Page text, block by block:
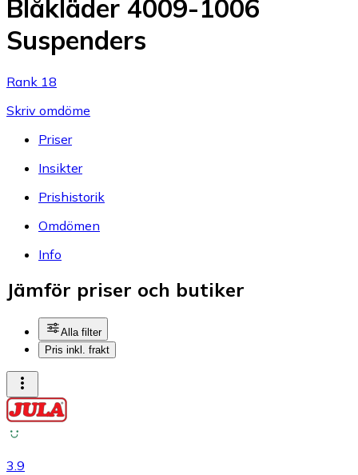
Blåkläder 4009-1006
Suspenders
Rank 18
Skriv omdöme
Priser
Insikter
Prishistorik
Omdömen
Info
Jämför priser och butiker
Alla filter
Pris inkl. frakt
3.9